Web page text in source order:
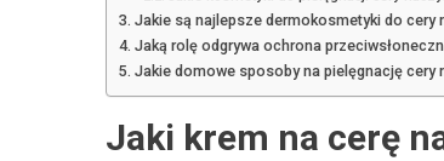
Jakie są najlepsze dermokosmetyki do cery
Jaką rolę odgrywa ochrona
Jakie domowe sposoby na pielęgnację cery
Jaki krem na cerę